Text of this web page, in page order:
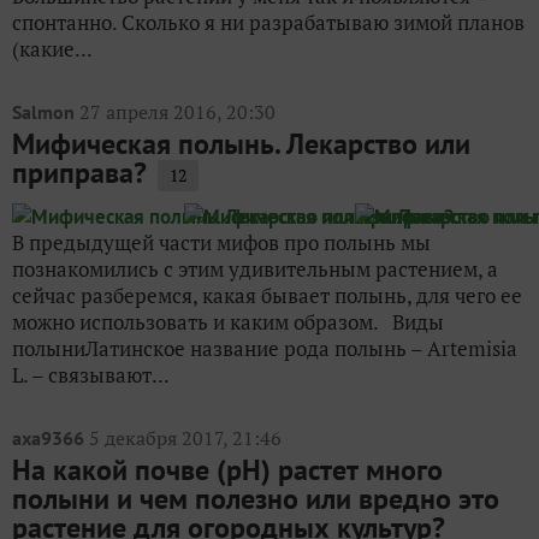
спонтанно. Сколько я ни разрабатываю зимой планов
(какие...
Salmon 27 апреля 2016, 20:30
Мифическая полынь. Лекарство или
приправа? 12
В предыдущей части мифов про полынь мы
познакомились с этим удивительным растением, а
сейчас разберемся, какая бывает полынь, для чего ее
можно использовать и каким образом. Виды
полыниЛатинское название рода полынь – Artemisia
L. – связывают...
axa9366 5 декабря 2017, 21:46
На какой почве (рН) растет много
полыни и чем полезно или вредно это
растение для огородных культур?